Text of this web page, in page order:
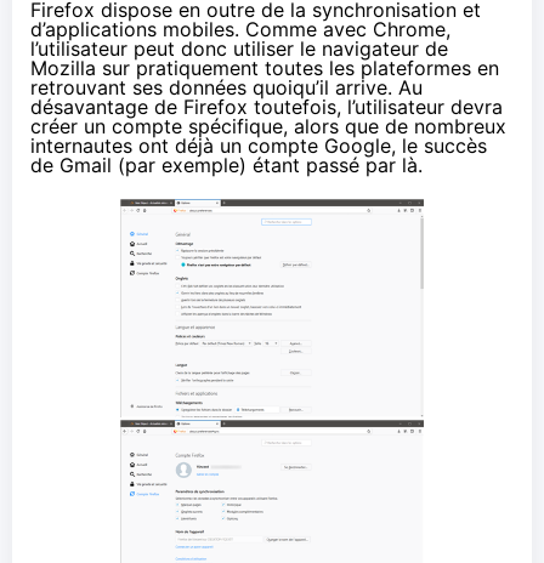
Firefox dispose en outre de la synchronisation et
d’applications mobiles. Comme avec Chrome,
l’utilisateur peut donc utiliser le navigateur de
Mozilla sur pratiquement toutes les plateformes en
retrouvant ses données quoiqu’il arrive. Au
désavantage de Firefox toutefois, l’utilisateur devra
créer un compte spécifique, alors que de nombreux
internautes ont déjà un compte Google, le succès
de Gmail (par exemple) étant passé par là.